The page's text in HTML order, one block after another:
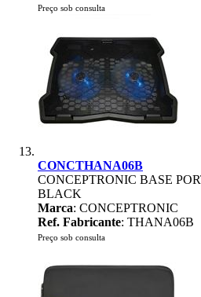
Preço sob consulta
CONCTHANA06B
CONCEPTRONIC BASE
BLACK
Marca: CONCEPTRONIC
Ref. Fabricante: THANA06B
Preço sob consulta